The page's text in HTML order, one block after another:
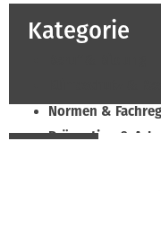
Kategorie
Normen &
Prävention &
Soziales &
Verband &